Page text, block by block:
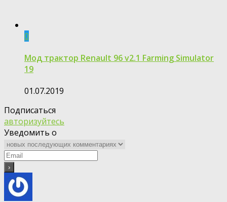
0
Мод трактор Renault 96 v2.1 Farming Simulator
19
01.07.2019
Подписаться
авторизуйтесь
Уведомить о